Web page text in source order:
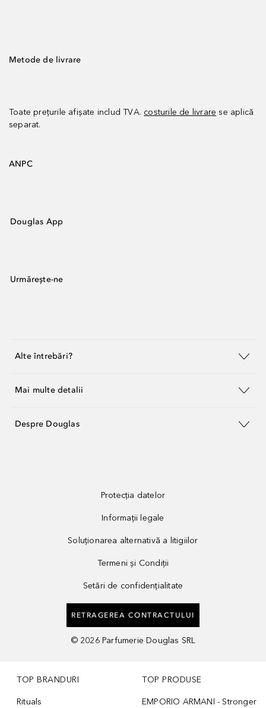
Metode de livrare
Toate prețurile afișate includ TVA. costurile de livrare se aplică
separat.
ANPC
Douglas App
Urmărește-ne
Alte întrebări?
Mai multe detalii
Despre Douglas
Protecția datelor
Informații legale
Soluționarea alternativă a litigiilor
Termeni și Condiții
Setări de confidențialitate
RETRAGEREA CONTRACTULUI
© 2026 Parfumerie Douglas SRL
TOP BRANDURI
Rituals
TOP PRODUSE
EMPORIO ARMANI - Stronger